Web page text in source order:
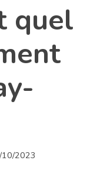
quel
2023